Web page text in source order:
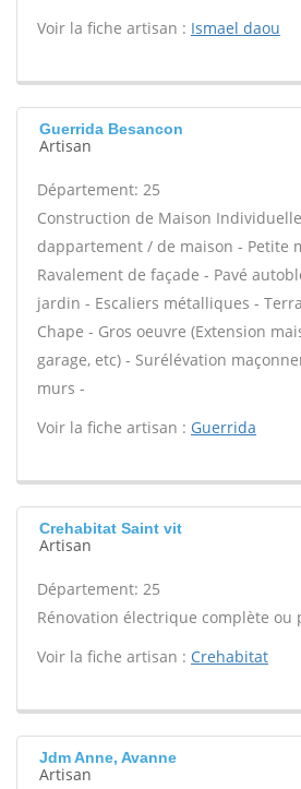
Voir la fiche artisan : Ismael daou
Guerrida Besancon
Artisan
Département: 25
Construction de Maison
dappartement / de maison - Petite
Ravalement de façade - Pavé
jardin - Escaliers métalliques -
Chape - Gros oeuvre (Extension
garage, etc) - Surélévation
murs -
Voir la fiche artisan : Guerrida
Crehabitat Saint vit
Artisan
Département: 25
Rénovation électrique complète ou
Voir la fiche artisan : Crehabitat
Jdm Anne, Avanne
Artisan